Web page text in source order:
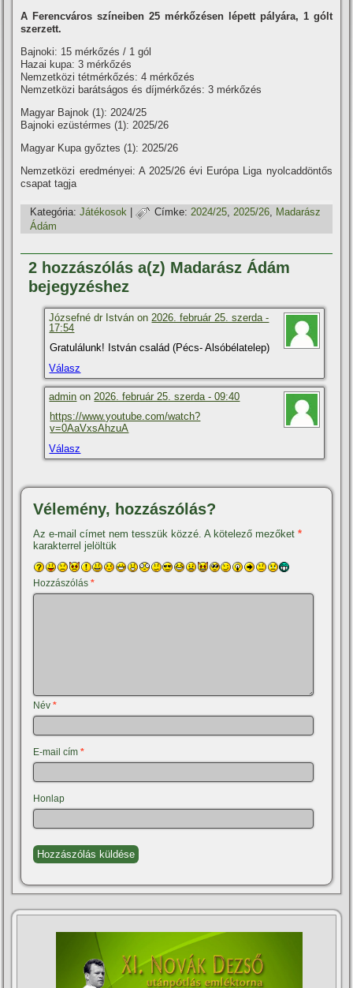
A Ferencváros szí­neiben 25 mérkőzésen lépett pályára, 1 gólt
szerzett.
Bajnoki: 15 mérkőzés / 1 gól
Hazai kupa: 3 mérkőzés
Nemzetközi tétmérkőzés: 4 mérkőzés
Nemzetközi barátságos és dí­jmérkőzés: 3 mérkőzés
Magyar Bajnok (1): 2024/25
Bajnoki ezüstérmes (1): 2025/26
Magyar Kupa győztes (1): 2025/26
Nemzetközi eredményei: A 2025/26 évi Európa Liga nyolcaddöntős
csapat tagja
Kategória: Játékosok | Címke: 2024/25,2025/26, Madarász
Ádám
2 hozzászólás a(z) Madarász Ádám
bejegyzéshez
Józsefné dr István on2026. február 25. szerda -
17:54
Gratulálunk! István család (Pécs- Alsóbélatelep)
Válasz
admin on2026. február 25. szerda - 09:40
https://www.youtube.com/watch?
v=0AaVxsAhzuA
Válasz
Vélemény, hozzászólás?
Az e-mail címet nem tesszük közzé. A kötelező mezőket*
karakterrel jelöltük
Hozzászólás*
Név*
E-mail cím*
Honlap